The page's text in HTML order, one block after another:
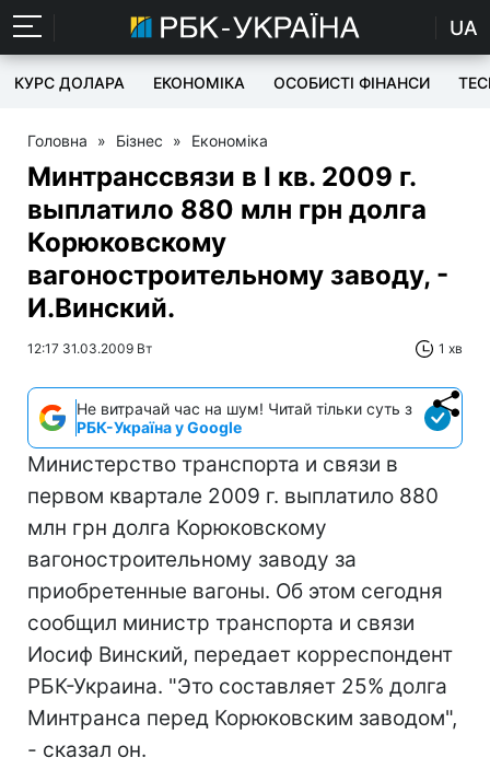
UA
КУРС ДОЛАРА ЕКОНОМІКА ОСОБИСТІ ФІНАНСИ
Головна » Бізнес » Економіка
Минтранссвязи в I кв. 2009 г.
выплатило 880 млн грн долга
Корюковскому
вагоностроительному заводу, -
И.Винский.
12:17 31.03.2009 Вт 1 хв
Не витрачай час на шум! Читай тільки суть з
РБК-Україна у Google
Министерство транспорта и связи в
первом квартале 2009 г. выплатило 880
млн грн долга Корюковскому
вагоностроительному заводу за
приобретенные вагоны. Об этом сегодня
сообщил министр транспорта и связи
Иосиф Винский, передает корреспондент
РБК-Украина. "Это составляет 25% долга
Минтранса перед Корюковским заводом",
- сказал он.